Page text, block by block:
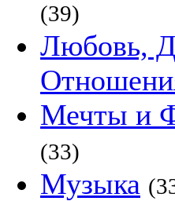
(39)
Любовь,
Мечты и
(33)
Музыка